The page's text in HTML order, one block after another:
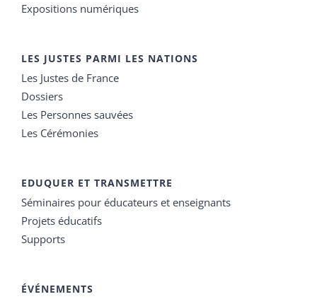
Expositions numériques
LES JUSTES PARMI LES NATIONS
Les Justes de France
Dossiers
Les Personnes sauvées
Les Cérémonies
EDUQUER ET TRANSMETTRE
Séminaires pour éducateurs et enseignants
Projets éducatifs
Supports
ÉVÉNEMENTS